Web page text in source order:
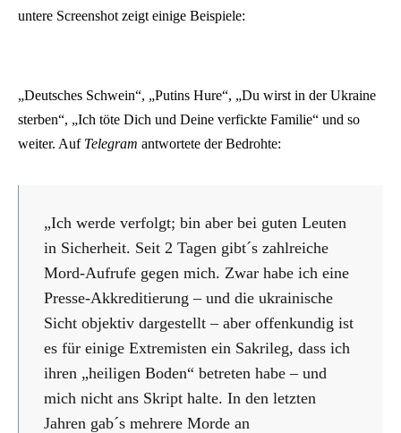
untere Screenshot zeigt einige Beispiele:
„Deutsches Schwein“, „Putins Hure“, „Du wirst in der Ukraine
sterben“, „Ich töte Dich und Deine verfickte Familie“ und so
weiter. Auf Telegram antwortete der Bedrohte:
„Ich werde verfolgt; bin aber bei guten Leuten
in Sicherheit. Seit 2 Tagen gibt´s zahlreiche
Mord-Aufrufe gegen mich. Zwar habe ich eine
Presse-Akkreditierung – und die ukrainische
Sicht objektiv dargestellt – aber offenkundig ist
es für einige Extremisten ein Sakrileg, dass ich
ihren „heiligen Boden“ betreten habe – und
mich nicht ans Skript halte. In den letzten
Jahren gab´s mehrere Morde an